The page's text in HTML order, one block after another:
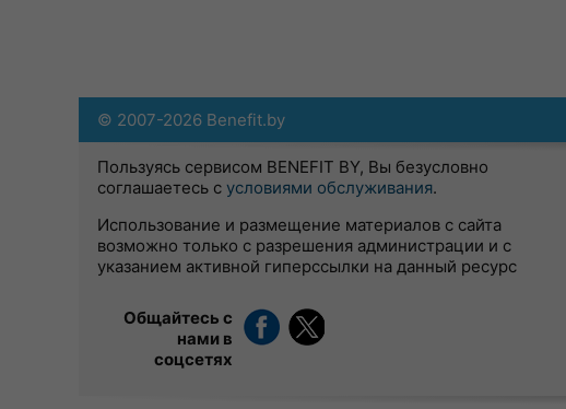
© 2007-2026 Benefit.by
Пользуясь сервисом BENEFIT BY, Вы безусловно
соглашаетесь с условиями обслуживания.
Использование и размещение материалов с сайта
возможно только с разрешения администрации и с
указанием активной гиперссылки на данный ресурс
Общайтесь с
нами в
соцсетях